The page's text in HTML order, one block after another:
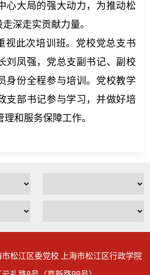
心大局的强大动力，为推动松
深走实贡献力量。
视此次培训班。党校党总支书
刘凤强，党总支副书记、副校
身份全程参与培训。党校教学
支部书记参与学习，并做好培
和服务保障工作。
松江区委党校 上海市松江区行政学院